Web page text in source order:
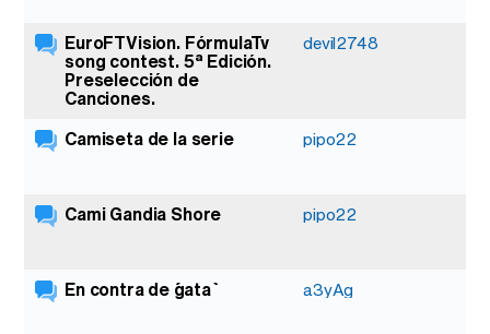
EuroFTVision. FórmulaTv
song contest. 5ª Edición.
Preselección de
Canciones.
devil2748
Camiseta de la serie pipo22
Cami Gandia Shore pipo22
En contra de ´´gata`` a3yAg